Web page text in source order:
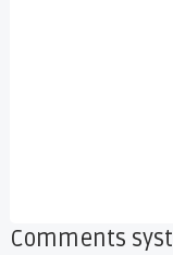
Comments